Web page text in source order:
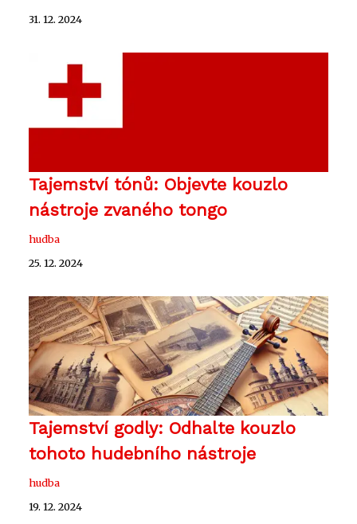
31. 12. 2024
Tajemství tónů: Objevte kouzlo
nástroje zvaného tongo
hudba
25. 12. 2024
Tajemství godly: Odhalte kouzlo
tohoto hudebního nástroje
hudba
19. 12. 2024